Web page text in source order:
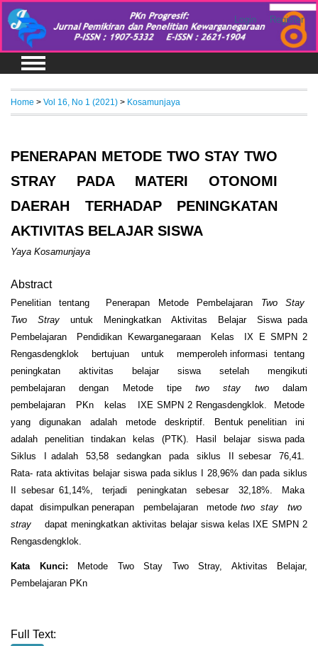
Login Register
Home > Vol 16, No 1 (2021) > Kosamunjaya
PENERAPAN METODE TWO STAY TWO
STRAY PADA MATERI OTONOMI
DAERAH TERHADAP PENINGKATAN
AKTIVITAS BELAJAR SISWA
Yaya Kosamunjaya
Abstract
Penelitian tentang Penerapan Metode Pembelajaran Two Stay
Two Stray untuk Meningkatkan Aktivitas Belajar Siswa pada
Pembelajaran Pendidikan Kewarganegaraan Kelas IX E SMPN 2
Rengasdengklok bertujuan untuk memperoleh informasi tentang
peningkatan aktivitas belajar siswa setelah mengikuti
pembelajaran dengan Metode tipetwo stay twodalam
pembelajaran PKn kelas IXE SMPN 2 Rengasdengklok. Metode
yang digunakan adalah metode deskriptif. Bentuk penelitian ini
adalah penelitian tindakan kelas (PTK). Hasil belajar siswa pada
Siklus I adalah 53,58 sedangkan pada siklus II sebesar 76,41.
Rata- rata aktivitas belajar siswa pada siklus I 28,96% dan pada siklus
II sebesar 61,14%, terjadi peningkatan sebesar 32,18%. Maka
dapat disimpulkan penerapan pembelajaran metode two stay two
stray dapat meningkatkan aktivitas belajar siswa kelas IXE SMPN 2
Rengasdengklok.
Kata Kunci:
Metode Two Stay Two Stray, Aktivitas Belajar,
Pembelajaran PKn
Full Text: